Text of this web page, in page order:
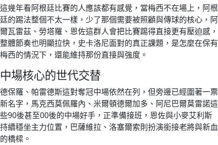
這幾年看阿根廷比賽的人應該都有感覺，當梅西不在場上，阿根
廷的踢法整個不太一樣，少了那個需要被照顧與傳球的核心，阿
爾瓦雷茲、勞塔羅、恩佐這群人會把比賽踢得直接更有壓迫感，
整體節奏也明顯拉快，史卡洛尼面對的真正課題，是怎麼在保有
梅西的情況下，還能維持那份直接與強度。
中場核心的世代交替
德保羅、帕雷德斯這對奪冠中場依然在列，但旁邊已經圍著一票
新名字，馬克西莫佩羅內、米爾頓德爾加多、阿尼巴爾莫雷諾這
些90後甚至00後的中場好手，正準備接班，恩佐與小麥艾利斯
持續穩坐主力位置，巴薩維拉、洛塞爾索則扮演銜接老將與新血
的橋樑。